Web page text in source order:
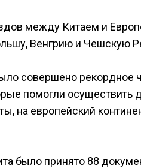
между Китаем и
Венгрию и Чешскую
совершено рекордное
помогли осуществить
на европейский
было принято 88